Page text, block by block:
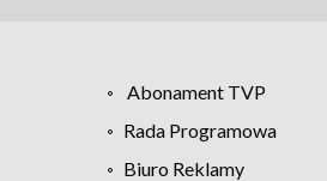
Abonament TVP
Rada Programowa
Biuro Reklamy